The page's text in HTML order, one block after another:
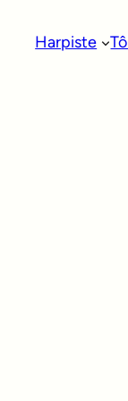
Harpiste